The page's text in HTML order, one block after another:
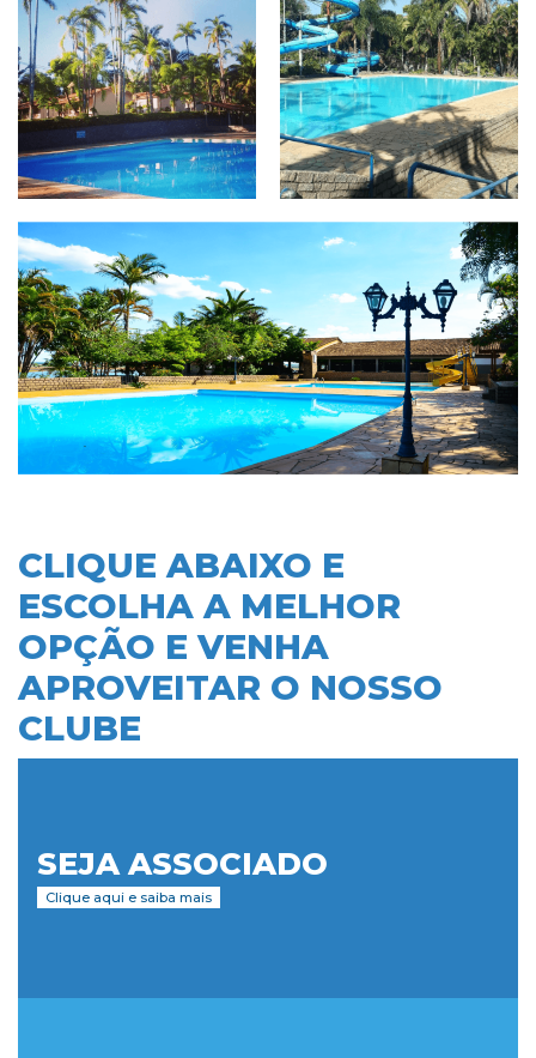
CLIQUE ABAIXO E
ESCOLHA A MELHOR
OPÇÃO E VENHA
APROVEITAR O NOSSO
CLUBE
SEJA ASSOCIADO
Clique aqui e saiba mais